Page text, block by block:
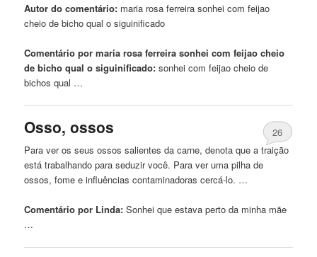
Autor do comentário: maria rosa ferreirasonhei com feijao
cheio de bicho qual o siguinificado
Comentário por maria rosa ferreira sonhei com feijao cheio
de bicho qual o siguinificado: sonhei com feijao cheio de
bichos qual …
Osso, ossos
26
Para ver os seus ossos salientes da carne, denota que a traição
está trabalhando para seduzir você. Para ver uma pilha de
ossos, fome e influências contaminadoras cercá-lo. …
Comentário por Linda: Sonhei que estava perto da minha mãe
…